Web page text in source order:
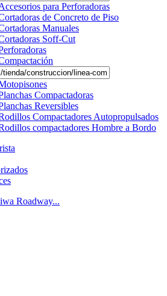
para Perforadoras
de Concreto de Piso
Manuales
Soff-Cut
Compactadoras
Reversibles
Compactadores Autopropulsados
compactadores Hombre a Bordo
Roadway...